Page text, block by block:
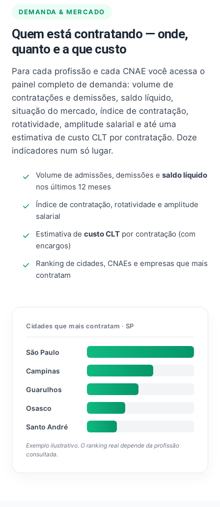
DEMANDA & MERCADO
Quem está contratando — onde,
quanto e a que custo
Para cada profissão e cada CNAE você acessa o
painel completo de demanda: volume de
contratações e demissões, saldo líquido,
situação do mercado, índice de contratação,
rotatividade, amplitude salarial e até uma
estimativa de custo CLT por contratação. Doze
indicadores num só lugar.
Volume de admissões, demissões e saldo líquido
nos últimos 12 meses
Índice de contratação, rotatividade e amplitude
salarial
Estimativa de custo CLT por contratação (com
encargos)
Ranking de cidades, CNAEs e empresas que mais
contratam
Cidades que mais contratam · SP
São Paulo
Campinas
Guarulhos
Osasco
Santo André
Exemplo ilustrativo. O ranking real depende da profissão
consultada.